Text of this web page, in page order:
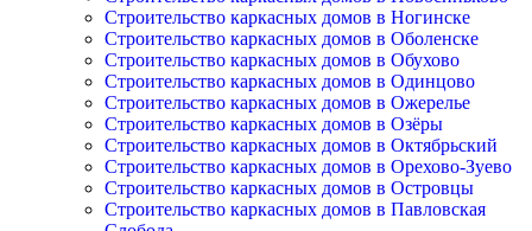
Строительство каркасных домов в Ногинске
Строительство каркасных домов в Оболенске
Строительство каркасных домов в Обухово
Строительство каркасных домов в Одинцово
Строительство каркасных домов в Ожерелье
Строительство каркасных домов в Озёры
Строительство каркасных домов в Октябрьский
Строительство каркасных домов в Орехово-Зуево
Строительство каркасных домов в Островцы
Строительство каркасных домов в Павловская